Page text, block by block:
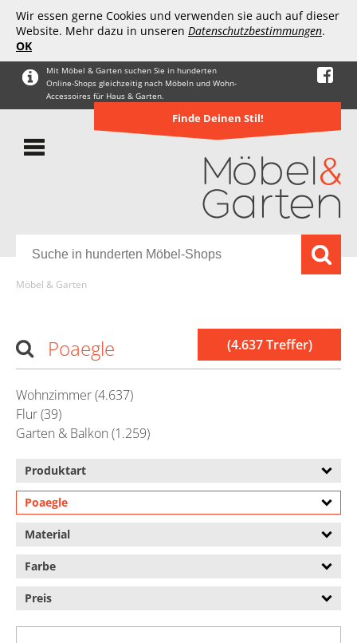
Wir essen gerne Cookies und verwenden sie auch auf dieser
Website. Mehr dazu in unseren Datenschutzbestimmungen.
OK
Mit Möbel & Garten suchen Sie in hunderten
Online-Shops gleichzeitig nach Möbeln und Wohn-
Accessoires für Haus & Garten.
Finde Deinen Stil!
Möbel & Garten
(4.637 Treffer)
Poaegle
Wohnzimmer (4.637)
Flur (39)
Garten & Balkon (1.259)
Produktart
Poaegle
Material
Farbe
Preis